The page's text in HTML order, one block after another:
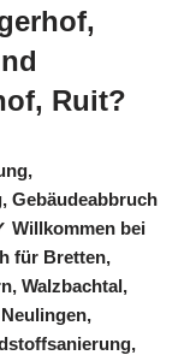
Ruit?
Gebäudeabbruch
Willkommen bei
für Bretten,
Walzbachtal,